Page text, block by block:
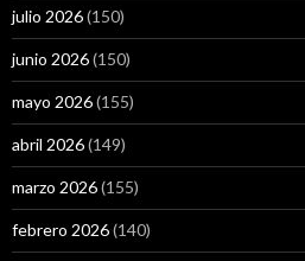
julio 2026(150)
junio 2026(150)
mayo 2026(155)
abril 2026(149)
marzo 2026(155)
febrero 2026(140)